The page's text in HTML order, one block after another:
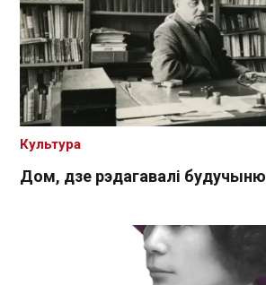
Дом, дзе рэдагавалі будучыню
Культура